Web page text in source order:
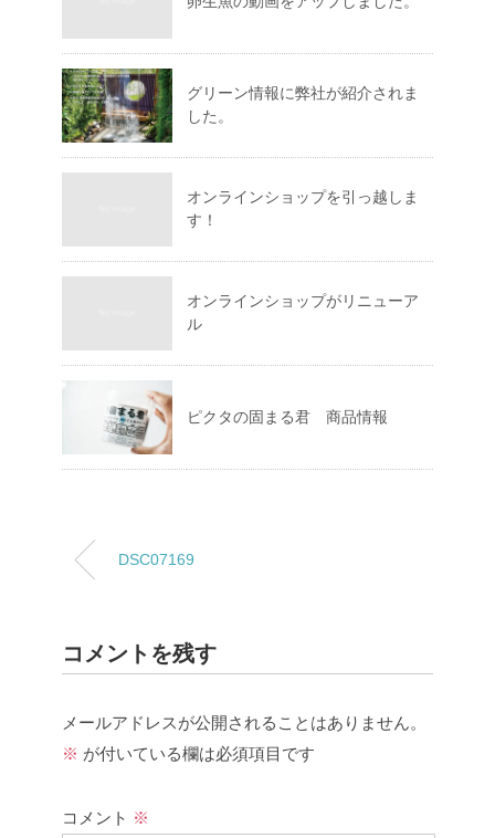
グリーン情報に弊社が紹介されま
した。
オンラインショップを引っ越しま
す！
オンラインショップがリニューア
ル
ピクタの固まる君 商品情報
DSC07169
コメントを残す
メールアドレスが公開されることはありません。
※ が付いている欄は必須項目です
コメント ※